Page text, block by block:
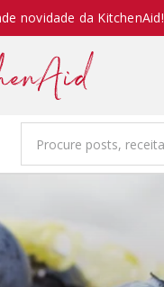
novidade da KitchenAid!